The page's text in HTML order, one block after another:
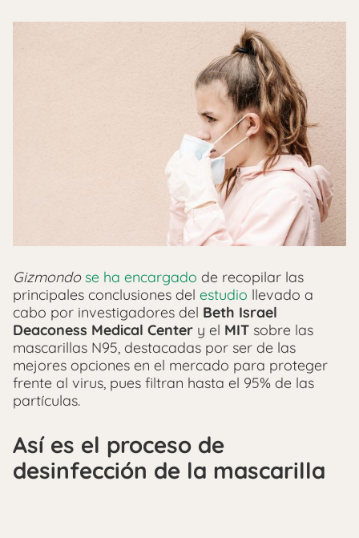
Gizmondo se ha encargado de recopilar las
principales conclusiones del estudio llevado a
cabo por investigadores del Beth Israel
Deaconess Medical Center y el MIT sobre las
mascarillas N95, destacadas por ser de las
mejores opciones en el mercado para proteger
frente al virus, pues filtran hasta el 95% de las
partículas.
Así es el proceso de
desinfección de la mascarilla